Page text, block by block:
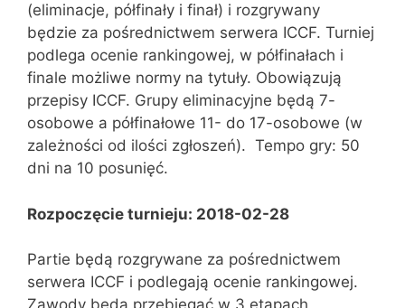
(eliminacje, półfinały i finał) i rozgrywany
będzie za pośrednictwem serwera ICCF. Turniej
podlega ocenie rankingowej, w półfinałach i
finale możliwe normy na tytuły. Obowiązują
przepisy ICCF. Grupy eliminacyjne będą 7-
osobowe a półfinałowe 11- do 17-osobowe (w
zależności od ilości zgłoszeń). Tempo gry: 50
dni na 10 posunięć.
Rozpoczęcie turnieju: 2018-02-28
Partie będą rozgrywane za pośrednictwem
serwera ICCF i podlegają ocenie rankingowej.